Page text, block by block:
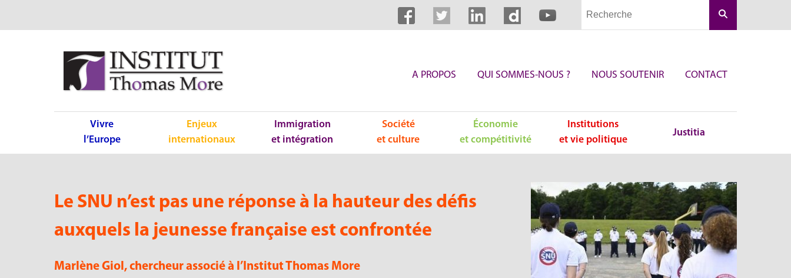
A PROPOS QUI SOMMES-NOUS ? NOUS SOUTENIR CONTACT
Vivre
l’Europe
Enjeux
internationaux
Immigration
et intégration
Société
et culture
Économie
et compétitivité
Institutions
et vie politique
Justitia
Le SNU n’est pas une réponse à la hauteur des défis
auxquels la jeunesse française est confrontée
Marlène Giol, chercheur associé à l’Institut Thomas More